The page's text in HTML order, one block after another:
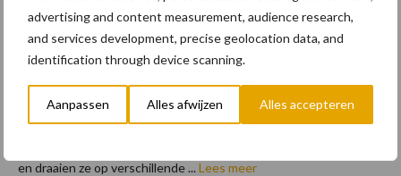
advertising and content measurement, audience research,
and services development, precise geolocation data, and
identification through device scanning.
Aanpassen Alles afwijzen Alles accepteren
nivelleringswerken Saey Filip
(Oostakker)
Grond- & nivelleringswerken Saey Filip is een gekend bedrijf in de
regio van Oostakker, waar het bedrijf ook gevestigd is. Maar zelf
en draaien ze op verschillende ... Lees meer